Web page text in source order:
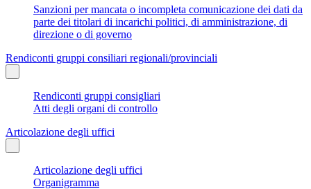
Sanzioni per mancata o incompleta comunicazione dei dati da
parte dei titolari di incarichi politici, di amministrazione, di
direzione o di governo
Rendiconti gruppi consiliari regionali/provinciali
Rendiconti gruppi consigliari
Atti degli organi di controllo
Articolazione degli uffici
Articolazione degli uffici
Organigramma